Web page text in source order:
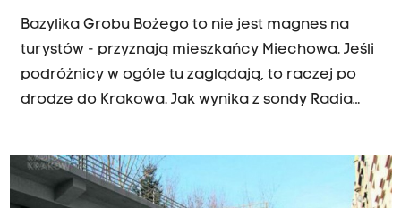
Bazylika Grobu Bożego to nie jest magnes na
turystów - przyznają mieszkańcy Miechowa. Jeśli
podróżnicy w ogóle tu zaglądają, to raczej po
drodze do Krakowa. Jak wynika z sondy Radia
Kolejnym jest brak pracy. Podczas debaty Radia
Kraków przyjrzymy się potencjałowi